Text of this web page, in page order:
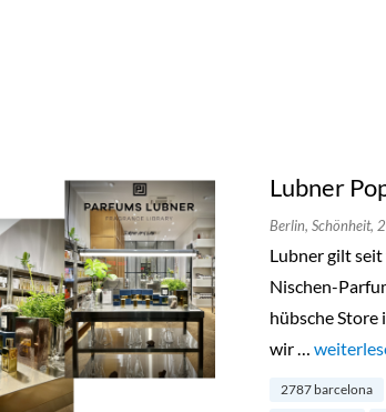
Lubner
Berlin, Schönheit,
Lubner gilt
Nischen-
hübsche Store
wir … „Lubner
2787 barcelona